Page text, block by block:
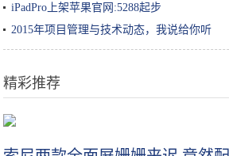
iPadPro上架苹果官网:5288起步
2015年项目管理与技术动态，我说给你听
精彩推荐